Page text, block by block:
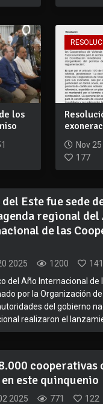
los
Nov
177
del Este fue sede
regional del
de las
2025 1200
141
del Año Internacional de
por la Organización
del gobierno
realizaron el
cooperativas
este quinquenio
2025 771
122